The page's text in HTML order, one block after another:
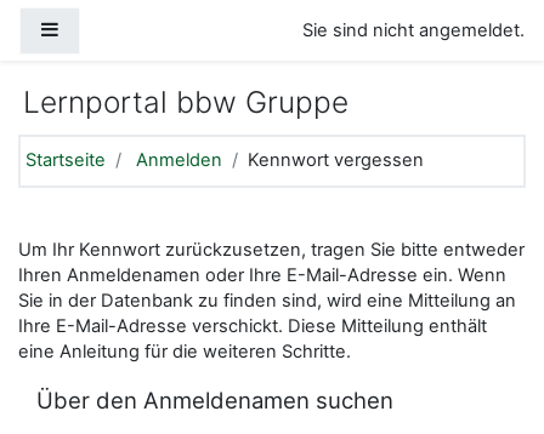
Sie sind nicht angemeldet.
Lernportal bbw Gruppe
Startseite Anmelden Kennwort vergessen
Um Ihr Kennwort zurückzusetzen, tragen Sie bitte entweder
Ihren Anmeldenamen oder Ihre E-Mail-Adresse ein. Wenn
Sie in der Datenbank zu finden sind, wird eine Mitteilung an
Ihre E-Mail-Adresse verschickt. Diese Mitteilung enthält
eine Anleitung für die weiteren Schritte.
Über den Anmeldenamen suchen